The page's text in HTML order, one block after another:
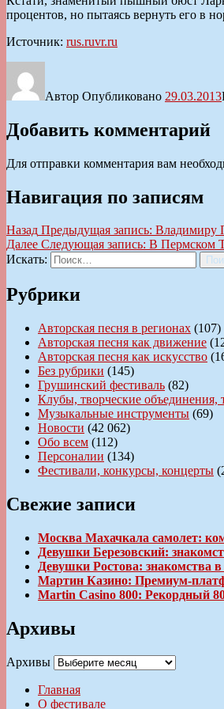
процентов, но пытаясь вернуть его в
Источник: rus.ruvr.ru
Автор Опубликовано 29.03.2013
Добавить комментарий
Для отправки комментария вам
Навигация по записям
Назад Предыдущая запись: Владимиру
Далее Следующая запись: В Пермском
Искать:
Рубрики
Авторская песня в регионах (107)
Авторская песня как движение
Авторская песня как искусство
Без рубрики (145)
Грушинский фестиваль (82)
Клубы, творческие объединения,
Музыкальные инструменты (69)
Новости (42 062)
Обо всем (112)
Персоналии (134)
Фестивали, конкурсы, концерты
Свежие записи
Москва Махачкала самолет:
Девушки Березовский:
Девушки Ростова: знакомства
Мартин Казино: Премиум-
Martin Casino 800: Рекордный
Архивы
Архивы
Главная
О фестивале